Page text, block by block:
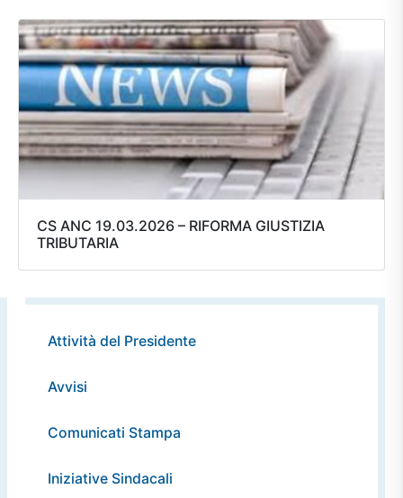
CS ANC 19.03.2026 – RIFORMA GIUSTIZIA
TRIBUTARIA
Attività del Presidente
Avvisi
Comunicati Stampa
Iniziative Sindacali